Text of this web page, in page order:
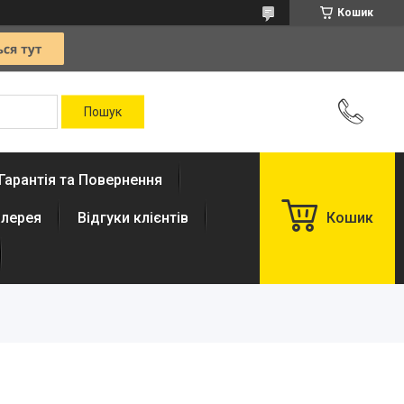
Кошик
Гарантія та Повернення
Відгуки клієнтів Кошик